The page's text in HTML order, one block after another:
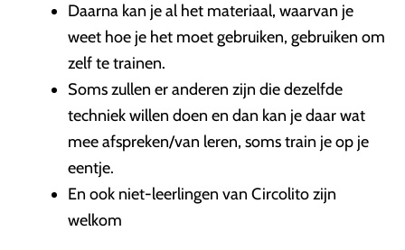
Daarna kan je al het materiaal, waarvan je
weet hoe je het moet gebruiken, gebruiken om
zelf te trainen.
Soms zullen er anderen zijn die dezelfde
techniek willen doen en dan kan je daar wat
mee afspreken/van leren, soms train je op je
eentje.
En ook niet-leerlingen van Circolito zijn
welkom